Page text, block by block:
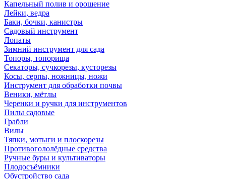
Капельный полив и орошение
Лейки, ведра
Баки, бочки, канистры
Садовый инструмент
Лопаты
Зимний инструмент для сада
Топоры, топорища
Секаторы, сучкорезы, кусторезы
Косы, серпы, ножницы, ножи
Инструмент для обработки почвы
Веники, мётлы
Черенки и ручки для инструментов
Пилы садовые
Грабли
Вилы
Тяпки, мотыги и плоскорезы
Противогололёдные средства
Ручные буры и культиваторы
Плодосъёмники
Обустройство сада